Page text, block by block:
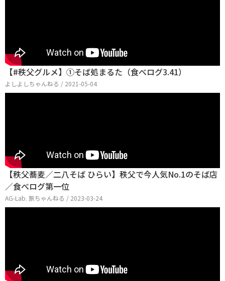
【#秩父グルメ】①そば処まるた（食べログ3.41）
よしよしちゃんねる / 2021-05-04
【秩父蕎麦／二八そば ひらい】秩父で今人気No.1のそば店
／食べログ第一位
AG-Lab. 旅ちゃんねる / 2023-03-24